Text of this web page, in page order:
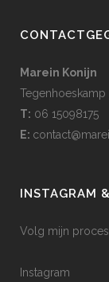
Marein Konijn
Tegenhoeskamp
T: 06 15098175
E:
INSTAGRAM
Volg mijn proces
Instagram